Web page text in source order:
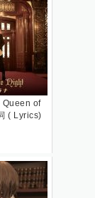
Queen of
( Lyrics)